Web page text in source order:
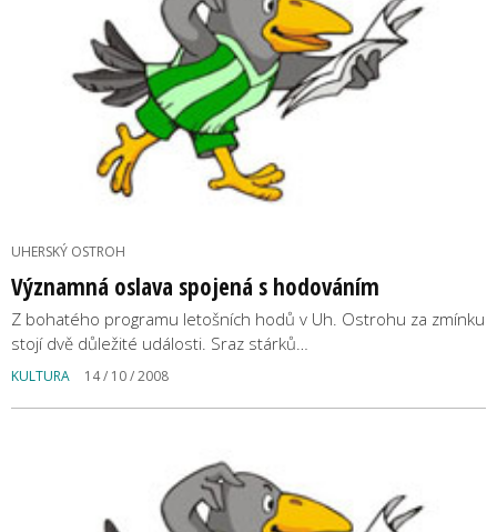
UHERSKÝ OSTROH
Významná oslava spojená s hodováním
Z bohatého programu letošních hodů v Uh. Ostrohu za zmínku
stojí dvě důležité události. Sraz stárků…
KULTURA 14 / 10 / 2008